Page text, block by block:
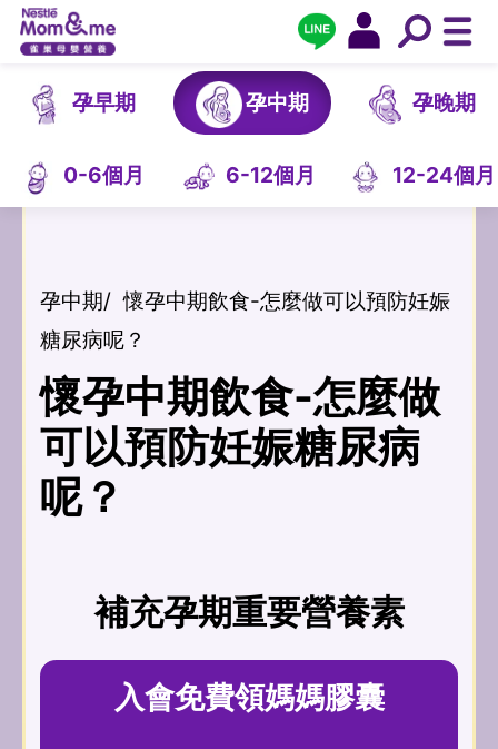
孕早期 孕中期 孕晚期
0-6個月 6-12個月 12-24個月
孕中期/ 懷孕中期飲食-怎麼做可以預防妊娠
糖尿病呢？
懷孕中期飲食-怎麼做
可以預防妊娠糖尿病
呢？
補充孕期重要營養素
入會免費領媽媽膠囊